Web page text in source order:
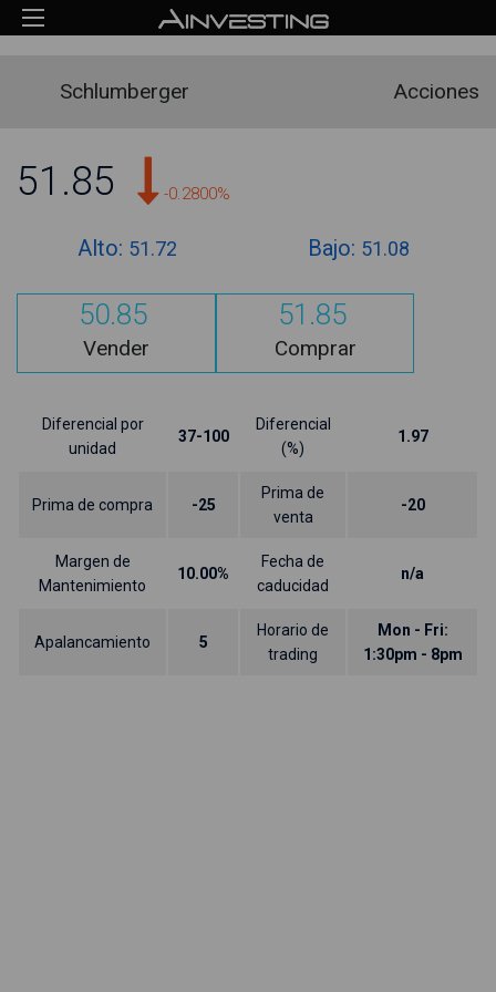
Schlumberger Acciones
51.85 -0.2800%
Alto: 51.72 Bajo: 51.08
50.85
Vender
51.85
Comprar
Diferencial por
unidad
37-100
Diferencial
(%)
1.97
Prima de compra -25
Prima de
venta
-20
Margen de
Mantenimiento
10.00%
Fecha de
caducidad
n/a
Apalancamiento 5
Horario de
trading
Mon - Fri:
1:30pm - 8pm